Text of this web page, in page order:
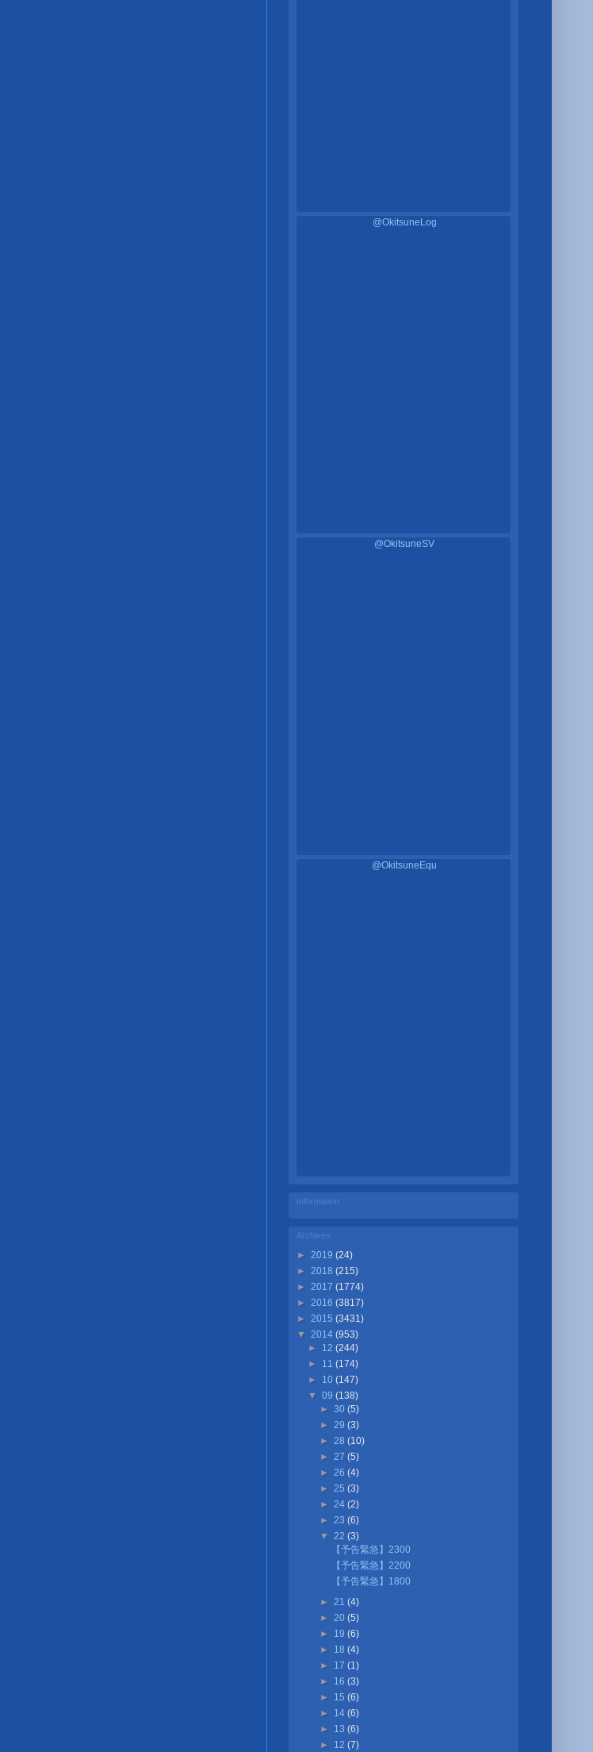
@OkitsuneLog
@OkitsuneSV
@OkitsuneEqu
Information
Archives
► 2019 (24)
► 2018 (215)
► 2017 (1774)
► 2016 (3817)
► 2015 (3431)
▼ 2014 (953)
► 12(244)
► 11(174)
► 10(147)
▼09(138)
► 30 (5)
► 29 (3)
► 28 (10)
► 27 (5)
► 26 (4)
► 25 (3)
► 24 (2)
► 23 (6)
▼ 22 (3)
【予告緊急】2300
【予告緊急】2200
【予告緊急】1800
► 21 (4)
► 20 (5)
► 19 (6)
► 18 (4)
► 17 (1)
► 16 (3)
► 15 (6)
► 14 (6)
► 13 (6)
► 12 (7)